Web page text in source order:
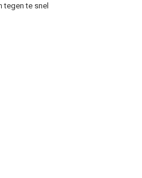
tegen te snel